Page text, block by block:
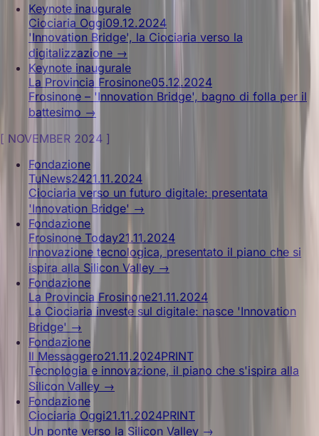
Keynote inaugurale
Ciociaria Oggi09.12.2024
'Innovation Bridge', la Ciociaria verso la
digitalizzazione →
Keynote inaugurale
La Provincia Frosinone05.12.2024
Frosinone – 'Innovation Bridge', bagno di folla per il
battesimo →
[ NOVEMBER 2024 ]
Fondazione
TuNews2421.11.2024
Ciociaria verso un futuro digitale: presentata
'Innovation Bridge' →
Fondazione
Frosinone Today21.11.2024
Innovazione tecnologica, presentato il piano che si
ispira alla Silicon Valley →
Fondazione
La Provincia Frosinone21.11.2024
La Ciociaria investe sul digitale: nasce 'Innovation
Bridge' →
Fondazione
Il Messaggero21.11.2024PRINT
Tecnologia e innovazione, il piano che s'ispira alla
Silicon Valley →
Fondazione
Ciociaria Oggi21.11.2024PRINT
Un ponte verso la Silicon Valley →